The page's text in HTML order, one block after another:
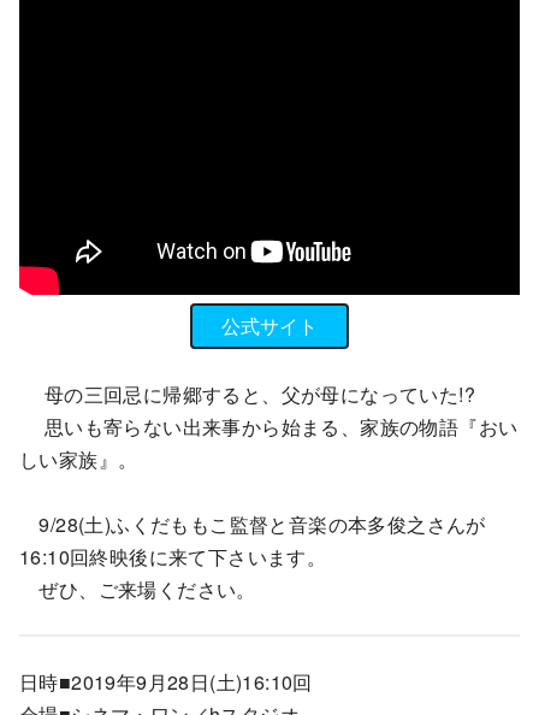
公式サイト
母の三回忌に帰郷すると、父が母になっていた!?
思いも寄らない出来事から始まる、家族の物語『おい
しい家族』。
9/28(土)ふくだももこ監督と音楽の本多俊之さんが
16:10回終映後に来て下さいます。
ぜひ、ご来場ください。
日時■2019年9月28日(土)16:10回